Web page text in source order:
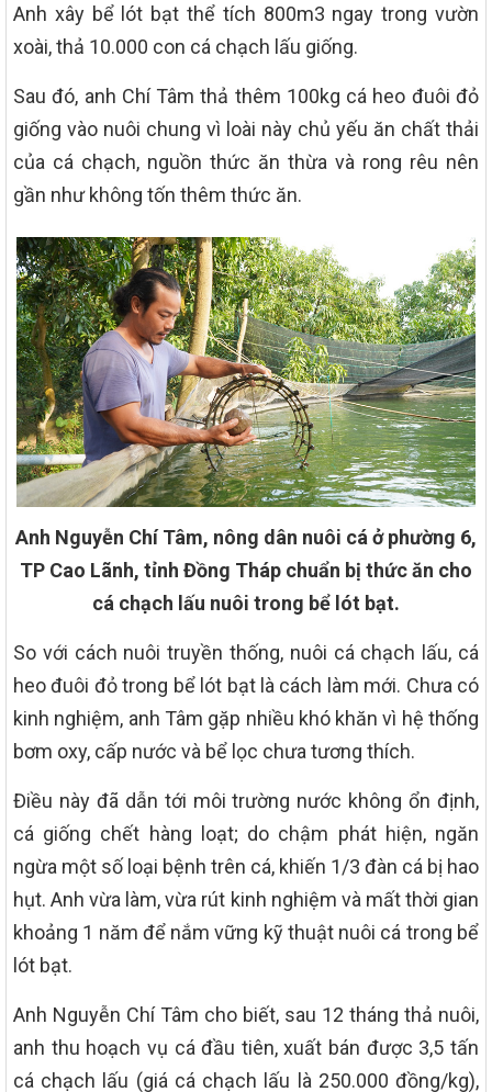
Anh xây bể lót bạt thể tích 800m3 ngay trong vườn
xoài, thả 10.000 con cá chạch lấu giống.
Sau đó, anh Chí Tâm thả thêm 100kg cá heo đuôi đỏ
giống vào nuôi chung vì loài này chủ yếu ăn chất thải
của cá chạch, nguồn thức ăn thừa và rong rêu nên
gần như không tốn thêm thức ăn.
Anh Nguyễn Chí Tâm, nông dân nuôi cá ở phường 6,
TP Cao Lãnh, tỉnh Đồng Tháp chuẩn bị thức ăn cho
cá chạch lấu nuôi trong bể lót bạt.
So với cách nuôi truyền thống, nuôi cá chạch lấu, cá
heo đuôi đỏ trong bể lót bạt là cách làm mới. Chưa có
kinh nghiệm, anh Tâm gặp nhiều khó khăn vì hệ thống
bơm oxy, cấp nước và bể lọc chưa tương thích.
Điều này đã dẫn tới môi trường nước không ổn định,
cá giống chết hàng loạt; do chậm phát hiện, ngăn
ngừa một số loại bệnh trên cá, khiến 1/3 đàn cá bị hao
hụt. Anh vừa làm, vừa rút kinh nghiệm và mất thời gian
khoảng 1 năm để nắm vững kỹ thuật nuôi cá trong bể
lót bạt.
Anh Nguyễn Chí Tâm cho biết, sau 12 tháng thả nuôi,
anh thu hoạch vụ cá đầu tiên, xuất bán được 3,5 tấn
cá chạch lấu (giá cá chạch lấu là 250.000 đồng/kg),